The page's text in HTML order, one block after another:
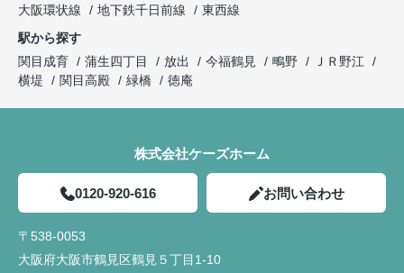
大阪環状線
地下鉄千日前線
東西線
駅から探す
関目成育
蒲生四丁目 放出 今福鶴見 鴫野
ＪＲ野江
横堤
関目高殿 緑橋 徳庵
株式会社ケーズホーム
0120-920-616 お問い合わせ
〒538-0053
大阪府大阪市鶴見区鶴見５丁目1-10